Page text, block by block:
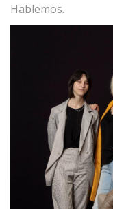
Hablemos.